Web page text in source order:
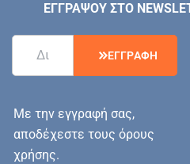
ΕΓΓΡΑΨΟΥ ΣΤΟ
ΕΓΓΡΑΦΗ
Με την εγγραφή σας,
αποδέχεστε τους όρους
χρήσης.